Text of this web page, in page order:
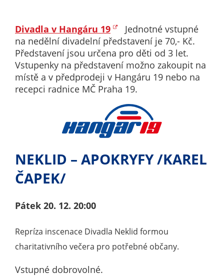
Divadla v Hangáru 19 Jednotné vstupné
na nedělní divadelní představení je 70,- Kč.
Představení jsou určena pro děti od 3 let.
Vstupenky na představení možno zakoupit na
místě a v předprodeji v Hangáru 19 nebo na
recepci radnice MČ Praha 19.
NEKLID – APOKRYFY /KAREL
ČAPEK/
Pátek 20. 12. 20:00
Repríza inscenace Divadla Neklid formou
charitativního večera pro potřebné občany.
Vstupné dobrovolné.
Analytické
cookies
Analytické
cookies nám
umožňují
výkonu
našeho webu
a našich
kampaní.
internetových
stránek. Data